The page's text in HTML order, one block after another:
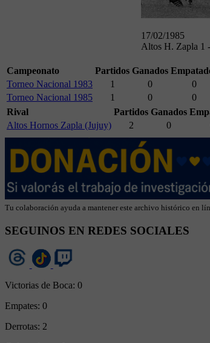
17/02/1985
Altos H. Zapla 1
Campeonato Partidos Ganados
Torneo Nacional 1983
1 0 0
Torneo Nacional 1985
1 0 0
Rival
Partidos Ganados
Altos Hornos Zapla (Jujuy)
2 0
Tu colaboración ayuda a mantener este archivo histórico en
SEGUINOS EN REDES SOCIALES
Victorias de Boca: 0
Empates: 0
Derrotas: 2